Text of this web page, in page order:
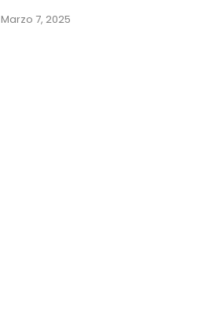
Marzo 7, 2025